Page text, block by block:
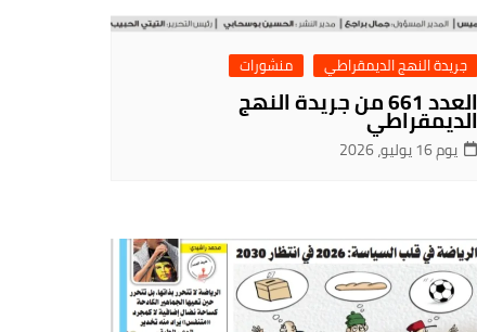
جريدة النهج الديمقراطي منشورات
العدد 661 من جريدة النهجالديمقراطي
يوم 16 يوليو، 2026